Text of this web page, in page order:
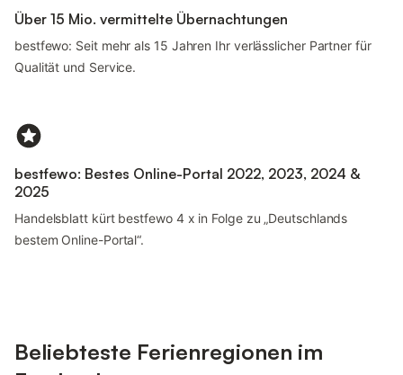
Über 15 Mio. vermittelte Übernachtungen
bestfewo: Seit mehr als 15 Jahren Ihr verlässlicher Partner für
Qualität und Service.
bestfewo: Bestes Online-Portal 2022, 2023, 2024 &
2025
Handelsblatt kürt bestfewo 4 x in Folge zu „Deutschlands
bestem Online-Portal“.
Beliebteste Ferienregionen im